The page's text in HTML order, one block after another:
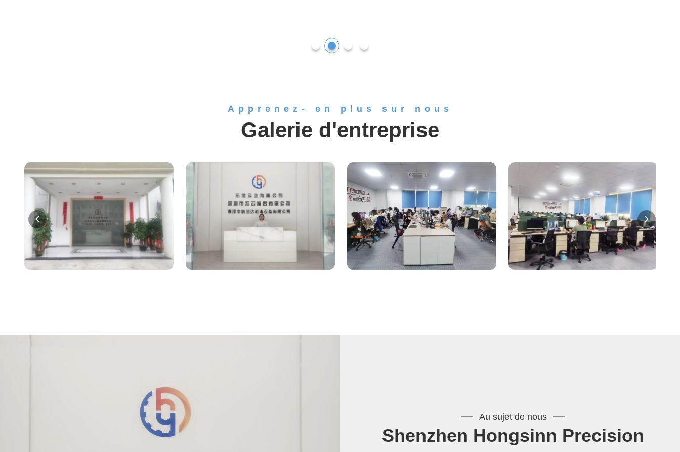
Apprenez- en plus sur nous
Galerie d'entreprise
Au sujet de nous
Shenzhen Hongsinn Precision